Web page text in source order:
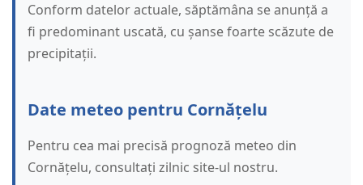
Conform datelor actuale, săptămâna se anunță a
fi predominant uscată, cu șanse foarte scăzute de
precipitații.
Date meteo pentru Cornățelu
Pentru cea mai precisă prognoză meteo din
Cornățelu, consultați zilnic site-ul nostru.